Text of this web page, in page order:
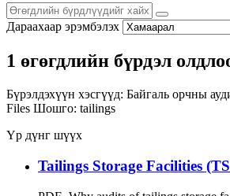
Дараахаар эрэмбэлэх
1 өгөгдлийн бүрдэл
Бүрэлдэхүүн хэсгүүд: Байгаль орчны
Files Шошго: tailings
Үр дүнг шүүх
Tailings Storage Facilities